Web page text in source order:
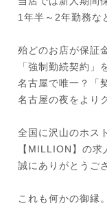
1年半～2年勤務な
殆どのお店が保証
「強制勤続契約」
名古屋で唯一？「
名古屋の夜をより
全国に沢山のホス
【MILLION】の求
誠にありがとうご
これも何かの御縁。